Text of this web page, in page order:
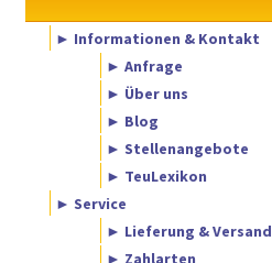
► Informationen & Kontakt
► Anfrage
► Über uns
► Blog
► Stellenangebote
► TeuLexikon
► Service
► Lieferung & Versand
► Zahlarten